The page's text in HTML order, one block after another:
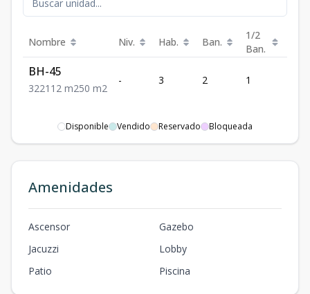
Nombre Niv. Hab. Ban.
1/2
Ban.
BH-45
322112 m250 m2
- 3 2 1
Disponible Vendido Reservado Bloqueada
Amenidades
Ascensor
Gazebo
Jacuzzi
Lobby
Patio
Piscina